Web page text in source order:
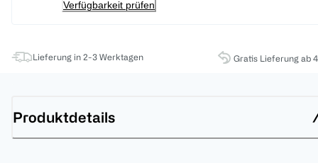
Verfügbarkeit prüfen
Lieferung in 2-3 Werktagen Gratis Lieferung ab
Produktdetails